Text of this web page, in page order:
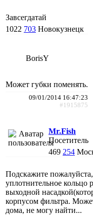
Завсегдатай
1022 703 Новокузнецк
BorisY
Может губки поменять.
09/01/2014 16:47:23
#1915875
Mr.Fish
Посетитель
469 254
Подскажите
уплотнительное кольцо
выходной
корпусом фильтра.
дома, не могу найти...